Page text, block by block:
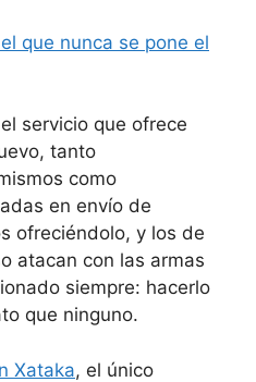
que nunca se pone el
servicio que ofrece
tanto
como
en envío de
ofreciéndolo, y los de
atacan con las armas
siempre: hacerlo
que ninguno.
Xataka, el único